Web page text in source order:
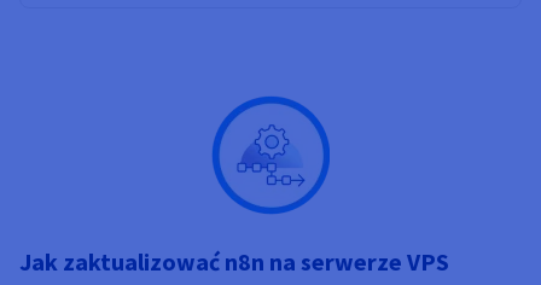
Jak zaktualizować n8n na serwerze VPS